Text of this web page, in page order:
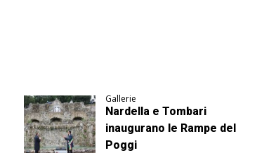
Gallerie
Nardella e Tombari
inaugurano le Rampe del
Poggi